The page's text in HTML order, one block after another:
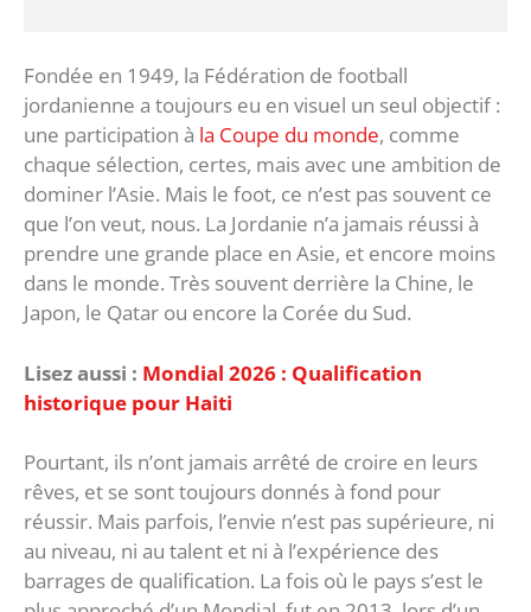
Fondée en 1949, la Fédération de football
jordanienne a toujours eu en visuel un seul objectif :
une participation à la Coupe du monde, comme
chaque sélection, certes, mais avec une ambition de
dominer l’Asie. Mais le foot, ce n’est pas souvent ce
que l’on veut, nous. La Jordanie n’a jamais réussi à
prendre une grande place en Asie, et encore moins
dans le monde. Très souvent derrière la Chine, le
Japon, le Qatar ou encore la Corée du Sud.
Lisez aussi : Mondial 2026 : Qualification
historique pour Haiti
Pourtant, ils n’ont jamais arrêté de croire en leurs
rêves, et se sont toujours donnés à fond pour
réussir. Mais parfois, l’envie n’est pas supérieure, ni
au niveau, ni au talent et ni à l’expérience des
barrages de qualification. La fois où le pays s’est le